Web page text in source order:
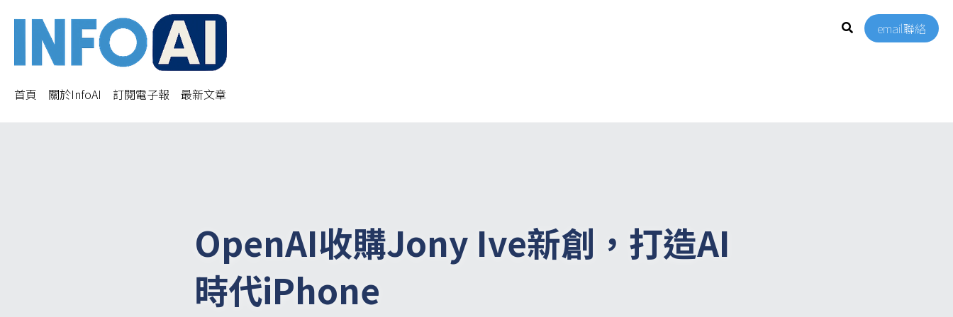
email聯絡
首頁 關於InfoAI 訂閱電子報 最新文章
OpenAI收購Jony Ive新創，打造AI
時代iPhone